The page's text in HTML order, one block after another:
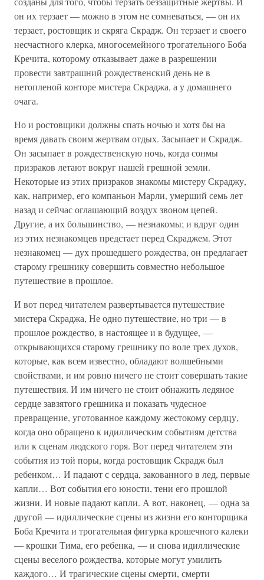
он их терзает — можно в этом не сомневаться, — он их
терзает, ростовщик и скряга Скрадж. Он терзает и своего
несчастного клерка, многосемейного трогательного Боба
Кречита, которому отказывает даже в разрешении
провести завтрашний рождественский день не в
нетопленой конторе мистера Скраджа, а у домашнего
очага.
Но и ростовщики должны спать ночью и хотя бы на
время давать своим жертвам отдых. Засыпает и Скрадж.
Он засыпает в рождественскую ночь, когда сонмы
призраков летают вокруг нашей грешной земли.
Некоторые из этих призраков знакомы мистеру Скраджу,
как, например, его компаньон Марли, умерший семь лет
назад и сейчас оглашающий воздух звоном цепей.
Другие, а их большинство, — незнакомы; и вдруг один
из этих незнакомцев предстает перед Скраджем. Этот
незнакомец — дух прошедшего рождества, он предлагает
старому грешнику совершить совместно небольшое
путешествие в прошлое.
И вот перед читателем развертывается путешествие
мистера Скраджа, Не одно путешествие, но три — в
прошлое рождество, в настоящее и в будущее, —
открывающихся старому грешнику по воле трех духов,
которые, как всем известно, обладают волшебными
свойствами, и им ровно ничего не стоит совершать такие
путешествия. И им ничего не стоит обнажить ледяное
сердце завзятого грешника и показать чудесное
превращение, уготованное каждому жестокому сердцу,
когда оно обращено к идиллическим событиям детства
или к сценам людского горя. Вот перед читателем эти
события из той поры, когда ростовщик Скрадж был
ребенком… И падают с сердца, закованного в лед, первые
капли… Вот события его юности, тени его прошлой
жизни. И новые падают капли. А вот, наконец, — одна за
другой — идиллические сцены из жизни его конторщика
Боба Кречита и трогательная фигурка крошечного калеки
— крошки Тима, его ребенка, — и снова идиллические
сцены веселого рождества, которые могут умилить
каждого… И трагические сцены смерти, смерти